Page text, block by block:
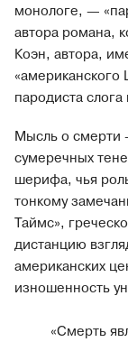
монологе, —
автора романа,
Коэн, автора,
«американского
пародиста
Мысль о смерти
сумеречных
шерифа, чья
тонкому
Таймс»,
дистанцию
американских
изношенность
«Смерть